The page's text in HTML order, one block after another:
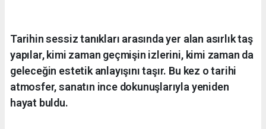
Tarihin sessiz tanıkları arasında yer alan asırlık taş
yapılar, kimi zaman geçmişin izlerini, kimi zaman da
geleceğin estetik anlayışını taşır. Bu kez o tarihi
atmosfer, sanatın ince dokunuşlarıyla yeniden
hayat buldu.